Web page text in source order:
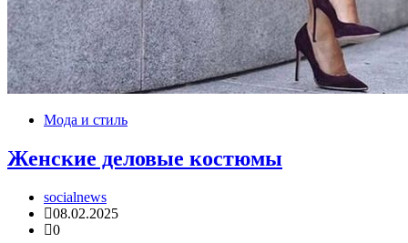
Мода и стиль
Женские деловые костюмы
socialnews
08.02.2025
0